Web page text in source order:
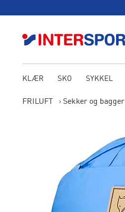
KLÆR SKO SYKKEL
FRILUFT Sekker og bagger